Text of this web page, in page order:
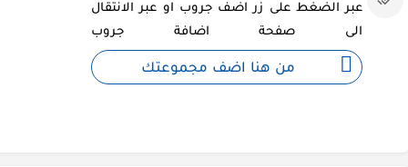
عبر الضغط على زر اضف جروب او عبر الانتقال
الى صفحة اضافة جروب
من هنا اضف مجموعتك